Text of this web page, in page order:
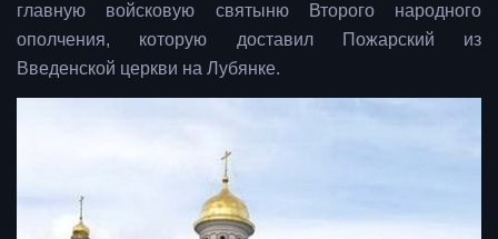
главную войсковую святыню Второго народного
ополчения, которую доставил Пожарский из
Введенской церкви на Лубянке.